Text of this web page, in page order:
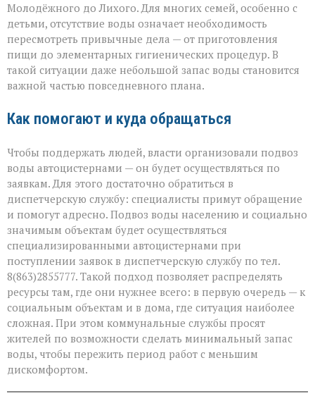
Молодёжного до Лихого. Для многих семей, особенно с
детьми, отсутствие воды означает необходимость
пересмотреть привычные дела — от приготовления
пищи до элементарных гигиенических процедур. В
такой ситуации даже небольшой запас воды становится
важной частью повседневного плана.
Как помогают и куда обращаться
Чтобы поддержать людей, власти организовали подвоз
воды автоцистернами — он будет осуществляться по
заявкам. Для этого достаточно обратиться в
диспетчерскую службу: специалисты примут обращение
и помогут адресно. Подвоз воды населению и социально
значимым объектам будет осуществляться
специализированными автоцистернами при
поступлении заявок в диспетчерскую службу по тел.
8(863)2855777. Такой подход позволяет распределять
ресурсы там, где они нужнее всего: в первую очередь — к
социальным объектам и в дома, где ситуация наиболее
сложная. При этом коммунальные службы просят
жителей по возможности сделать минимальный запас
воды, чтобы пережить период работ с меньшим
дискомфортом.